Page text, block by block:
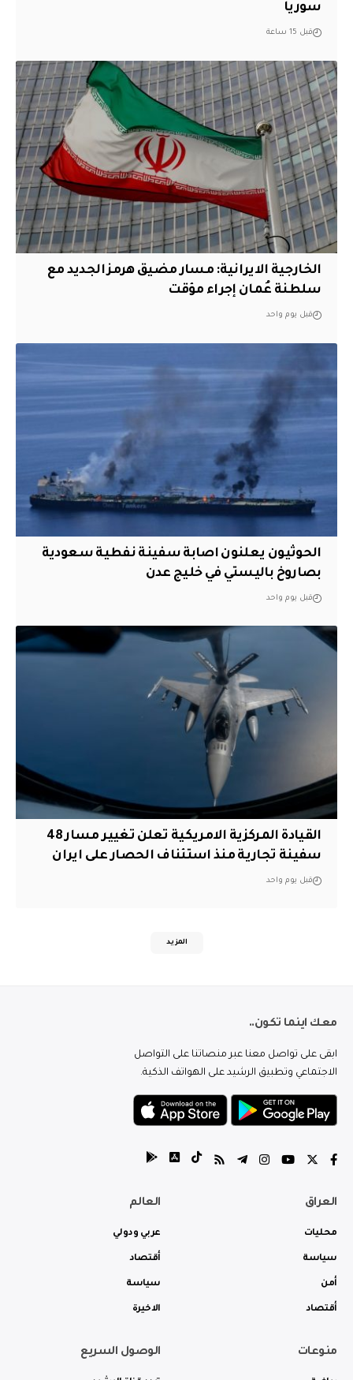
سوريا
قبل 15 ساعة
الخارجية الايرانية: مسار مضيق هرمز الجديد مع
سلطنة عُمان إجراء مؤقت
قبل يوم واحد
الحوثيون يعلنون اصابة سفينة نفطية سعودية
بصاروخ باليستي في خليج عدن
قبل يوم واحد
القيادة المركزية الامريكية تعلن تغيير مسار 48
سفينة تجارية منذ استئناف الحصار على ايران
قبل يوم واحد
المزيد
معك اينما تكون..
ابقى على تواصل معنا عبر منصاتنا على التواصل
الاجتماعي وتطبيق الرشيد على الهواتف الذكية.
العراق
محليات
سياسة
أمن
أقتصاد
العالم
عربي ودولي
أقتصاد
سياسة
الاخيرة
منوعات الوصول السريع